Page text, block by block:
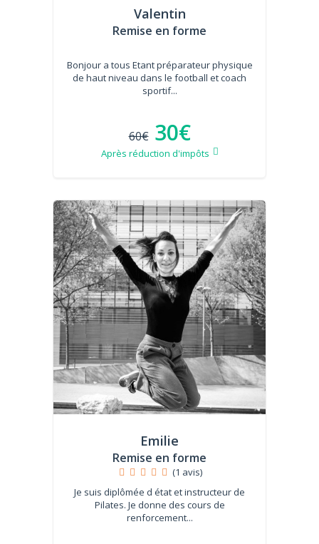
Valentin
Remise en forme
Bonjour a tous Etant préparateur physique
de haut niveau dans le football et coach
sportif...
60€ 30€
Après réduction d'impôts
Emilie
Remise en forme
(1 avis)
Je suis diplômée d état et instructeur de
Pilates. Je donne des cours de
renforcement...